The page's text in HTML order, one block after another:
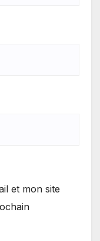
et mon site